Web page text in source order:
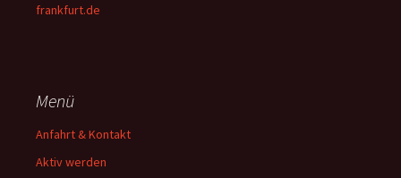
frankfurt.de
Menü
Anfahrt & Kontakt
Aktiv werden